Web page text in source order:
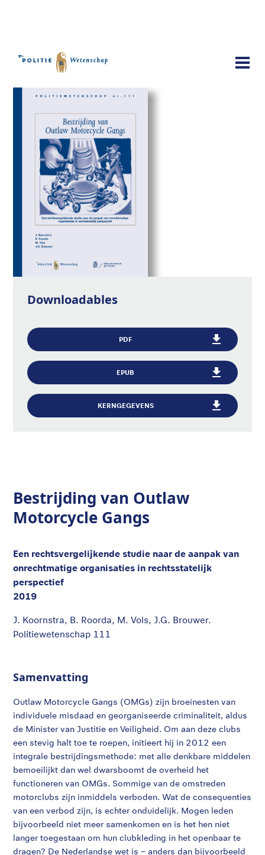
Publicaties
Bestrijding van Outlaw Motorcycle
Gangs
Downloadables
PDF
EPUB
KERNGEGEVENS
Bestrijding van Outlaw
Motorcycle Gangs
Een rechtsvergelijkende studie naar de aanpak van
onrechtmatige organisaties in rechtsstatelijk
perspectief
2019
J. Koornstra, B. Roorda, M. Vols, J.G. Brouwer.
Politiewetenschap 111
Samenvatting
Outlaw Motorcycle Gangs (OMGs) zijn broeinesten van
individuele misdaad en georganiseerde criminaliteit, aldus
de Minister van Justitie en Veiligheid. Om aan deze clubs
een stevig halt toe te roepen, initieert hij in 2012 een
integrale bestrijdingsmethode: met alle denkbare middelen
bemoeilijkt dan wel dwarsboomt de overheid het
functioneren van OMGs. Sommige van de omstreden
motorclubs zijn inmiddels verboden. Wat de consequenties
van een verbod zijn, is echter onduidelijk. Mogen leden
bijvoorbeeld niet meer samenkomen en is het hen niet
langer toegestaan om hun clubkleding in het openbaar te
dragen? De Nederlandse wet is – anders dan bijvoorbeeld